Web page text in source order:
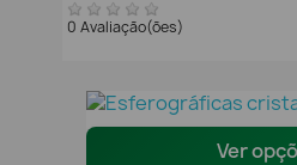
0 Avaliação(ões)
Ver